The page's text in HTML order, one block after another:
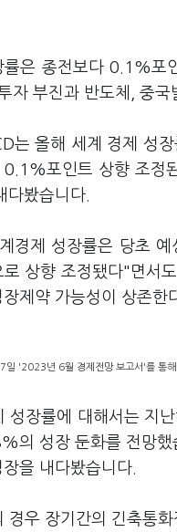
률은 종전보다 0.1%포
자 부진과 반도체, 중국
는 올해 세계 경제 성
포인트 상향 조정
다봤습니다.
경제 성장률은 당초
로 상향 조정됐다"면서
제약 가능성이 상존한
일 '2023년 6월 경제전망 보고서'를 통
성장률에 대해서는 지
의 성장 둔화를 전망했
을 내다봤습니다.
경우 장기간의 긴축통